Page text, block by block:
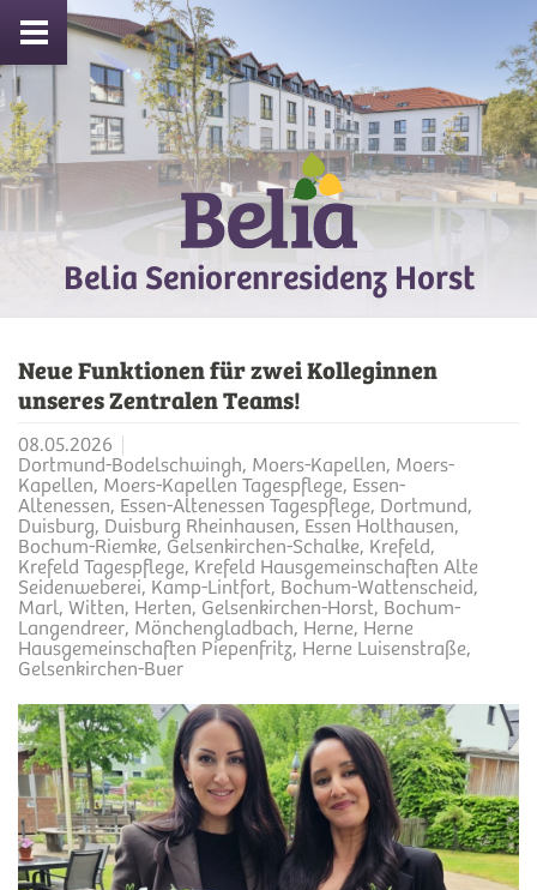
Belia Seniorenresidenz Horst
Neue Funktionen für zwei Kolleginnen
unseres Zentralen Teams!
08.05.2026
Dortmund-Bodelschwingh, Moers-Kapellen, Moers-
Kapellen, Moers-Kapellen Tagespflege, Essen-
Altenessen, Essen-Altenessen Tagespflege, Dortmund,
Duisburg, Duisburg Rheinhausen, Essen Holthausen,
Bochum-Riemke, Gelsenkirchen-Schalke, Krefeld,
Krefeld Tagespflege, Krefeld Hausgemeinschaften Alte
Seidenweberei, Kamp-Lintfort, Bochum-Wattenscheid,
Marl, Witten, Herten, Gelsenkirchen-Horst, Bochum-
Langendreer, Mönchengladbach, Herne, Herne
Hausgemeinschaften Piepenfritz, Herne Luisenstraße,
Gelsenkirchen-Buer